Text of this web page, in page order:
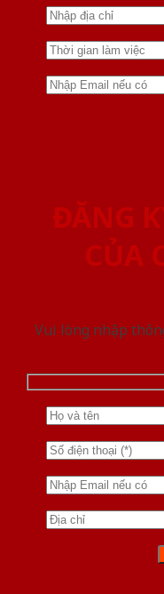
ĐĂNG
CỦA
Vui lòng nhập